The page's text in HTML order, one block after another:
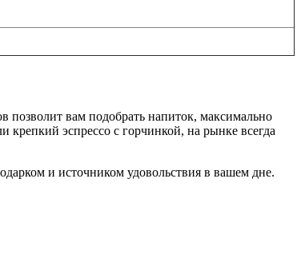
позволит вам подобрать напиток, максимально
эспрессо с горчинкой, на рынке всегда
и источником удовольствия в вашем дне.